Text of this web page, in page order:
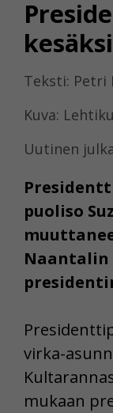
Teksti: Petri
Kuva:
Uutinen
puoliso
Naantalin
virka-
mukaan